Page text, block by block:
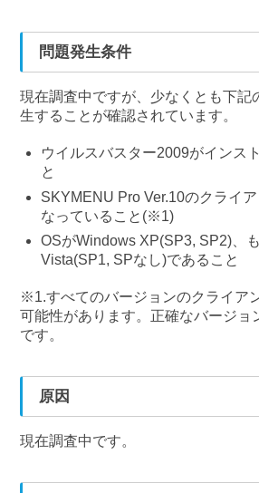
問題発生条件
現在調査中ですが、少なくとも下記
生することが確認されています。
ウイルスバスター2009がインス
と
SKYMENU Pro Ver.10のクライ
なっていること(※1)
OSがWindows XP(SP3, SP2)、
Vista(SP1, SPなし)であること
※1.すべてのバージョンのクライア
可能性があります。正確なバージョ
です。
原因
現在調査中です。